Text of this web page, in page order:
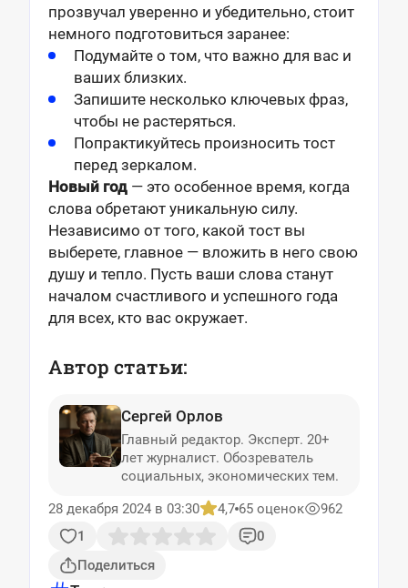
прозвучал уверенно и убедительно, стоит
немного подготовиться заранее:
Подумайте о том, что важно для вас и
ваших близких.
Запишите несколько ключевых фраз,
чтобы не растеряться.
Попрактикуйтесь произносить тост
перед зеркалом.
Новый год — это особенное время, когда
слова обретают уникальную силу.
Независимо от того, какой тост вы
выберете, главное — вложить в него свою
душу и тепло. Пусть ваши слова станут
началом счастливого и успешного года
для всех, кто вас окружает.
Автор статьи:
Сергей Орлов
Главный редактор. Эксперт. 20+
лет журналист. Обозреватель
социальных, экономических тем.
28 декабря 2024 в 03:30
4,7 65 оценок
962
1
0
Поделиться